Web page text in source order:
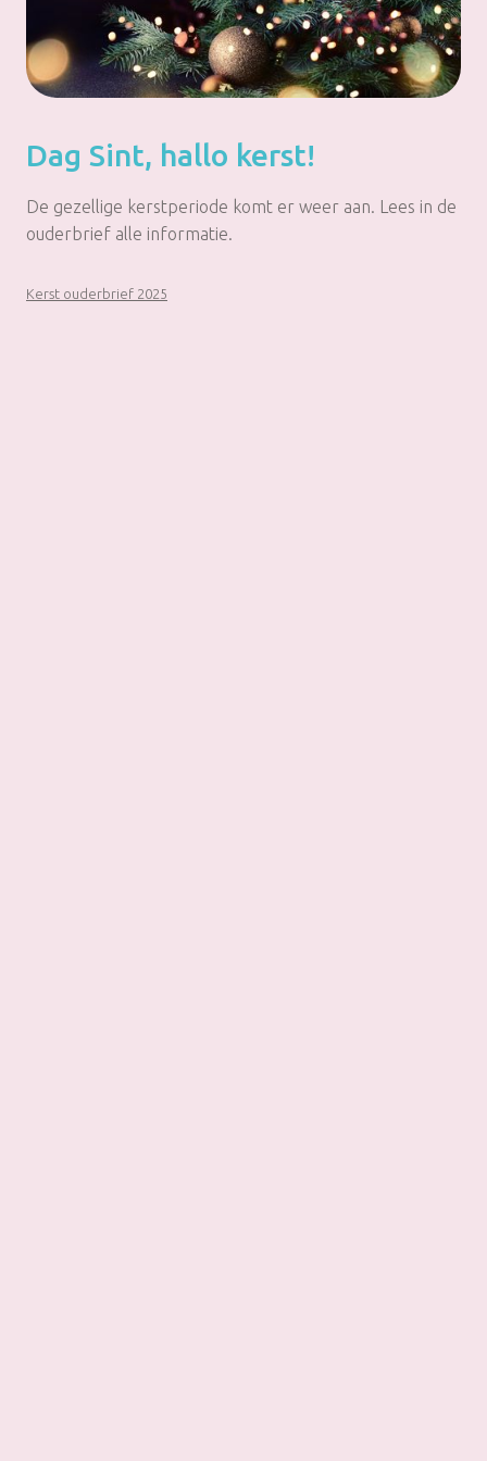
Dag Sint, hallo kerst!
De gezellige kerstperiode komt er weer aan. Lees in de
ouderbrief alle informatie.
Kerst ouderbrief 2025